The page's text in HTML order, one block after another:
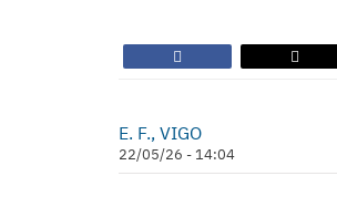
E. F., VIGO
22/05/26 - 14:04